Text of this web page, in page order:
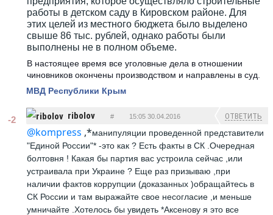
работы в детском саду в Кировском районе. Для
этих целей из местного бюджета было выделено
свыше 86 тыс. рублей, однако работы были
выполнены не в полном объеме.
В настоящее время все уголовные дела в отношении
чиновников окончены производством и направлены в суд.
МВД Республики Крым
-2 ribolov # 15:05 30.04.2016 ОТВЕТИТЬ
@kompress ,*манипуляции проведенной представители
"Единой России"* -это как ? Есть факты в СК .Очередная
болтовня ! Какая бы партия вас устроила сейчас ,или
устраивала при Украине ? Еще раз призываю ,при
наличии фактов коррупции (доказанных )обращайтесь в
СК России и там выражайте свое несогласие ,и меньше
умничайте .Хотелось бы увидеть *Аксенову я это все